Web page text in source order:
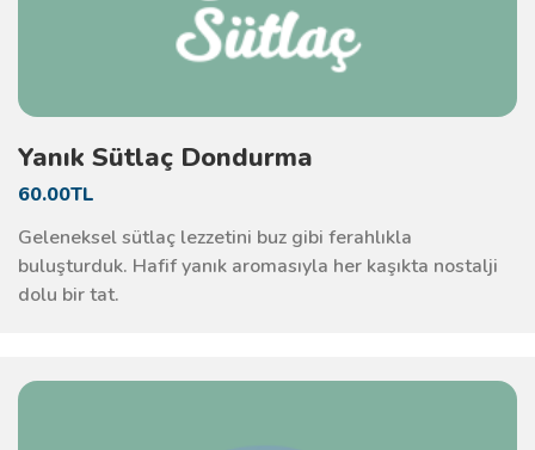
Yanık Sütlaç Dondurma
60.00TL
Geleneksel sütlaç lezzetini buz gibi ferahlıkla
buluşturduk. Hafif yanık aromasıyla her kaşıkta nostalji
dolu bir tat.